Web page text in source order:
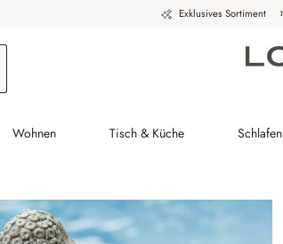
Exklusives Sortiment
Wohnen Tisch & Küche Schlafen